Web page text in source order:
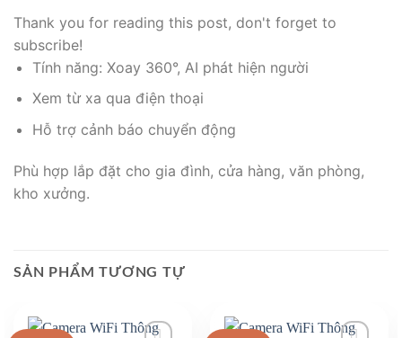
Thank you for reading this post, don't forget to
subscribe!
Tính năng: Xoay 360°, AI phát hiện người
Xem từ xa qua điện thoại
Hỗ trợ cảnh báo chuyển động
Phù hợp lắp đặt cho gia đình, cửa hàng, văn phòng,
kho xưởng.
SẢN PHẨM TƯƠNG TỰ